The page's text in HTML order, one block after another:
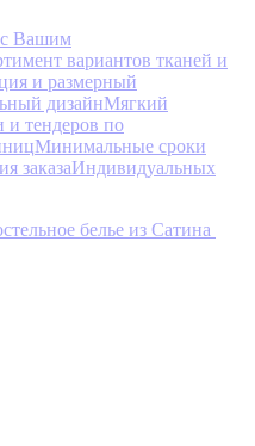
с Вашим
вариантов тканей и
и размерный
дизайнМягкий
и тендеров по
Минимальные сроки
заказаИндивидуальных
белье из Сатина